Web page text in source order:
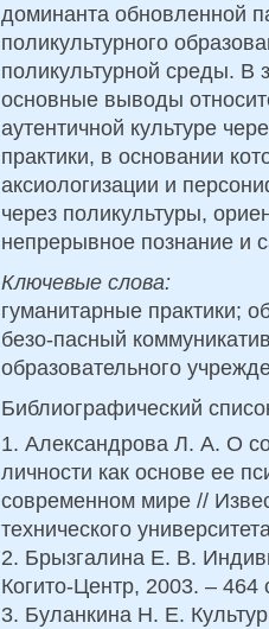
доминанта обновленной
поликультурного
поликультурной среды.
основные выводы
аутентичной культуре
практики, в основании
аксиологизации и
через поликультуры,
непрерывное познание и
Ключевые слова:
гуманитарные практики;
безо-пасный
образовательного
Библиографический
1. Александрова Л. А. О
личности как основе ее
современном мире //
технического
2. Брызгалина Е. В.
Когито-Центр, 2003. – 464
3. Буланкина Н. Е.